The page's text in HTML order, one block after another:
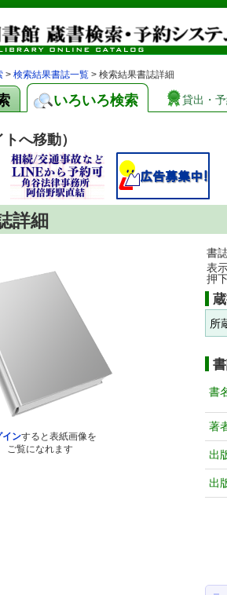
> 検索結果書誌一覧 > 検索結果書誌詳細
いろいろ検索 貸出・
へ移動）
詳細
インすると表紙画像を
ご覧になれます
書
表
押
所
書
著
出
出